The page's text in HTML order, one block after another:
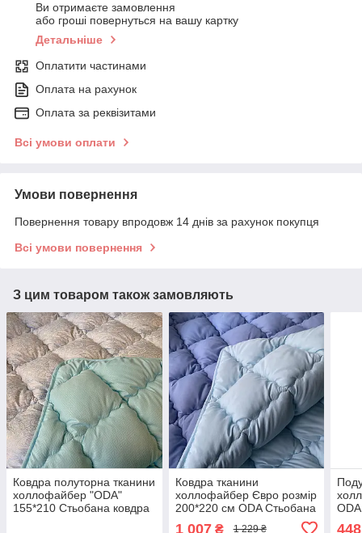
Ви отримаєте замовлення
або гроші повернуться на вашу картку
Детальніше
Оплатити частинами
Оплата на рахунок
Оплата за реквізитами
Всі умови оплати
Умови повернення
Повернення товару впродовж 14 днів за рахунок покупця
Всі умови повернення
З цим товаром також замовляють
Ковдра полуторна тканини
холлофайбер "ODA"
155*210 Стьобана ковдра
Ковдра тканини
холлофайбер Євро розмір
200*220 см ODA Стьобана
1 007₴ 1 229 ₴ 448